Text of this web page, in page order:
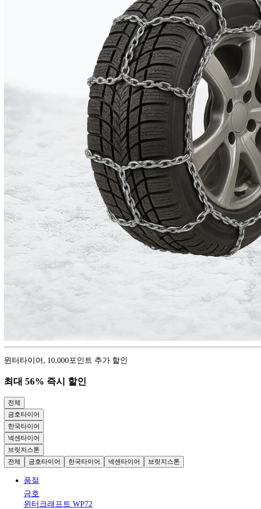
윈터타이어, 10,000포인트 추가 할인
최대 56% 즉시 할인
전체
금호타이어
한국타이어
넥센타이어
브릿지스톤
전체
금호타이어 한국타이어 넥센타이어 브릿지스톤
품절
금호
윈터크래프트 WP72